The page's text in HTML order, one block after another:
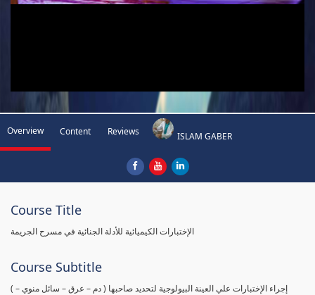
Overview Content Reviews ISLAM GABER
Course Title
الإختبارات الكيميائية للأدلة الجنائية في مسرح الجريمة
Course Subtitle
( إجراء الإختبارات علي العينة البيولوجية لتحديد صاحبها ( دم – عرق – سائل منوي –